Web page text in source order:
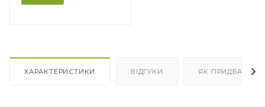
ХАРАКТЕРИСТИКИ ВІДГУКИ ЯК ПРИДБАТИ